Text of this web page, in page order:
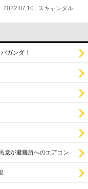
2022.07.10 | スキャンダル
ガンダ！
党が避難所へのエアコン